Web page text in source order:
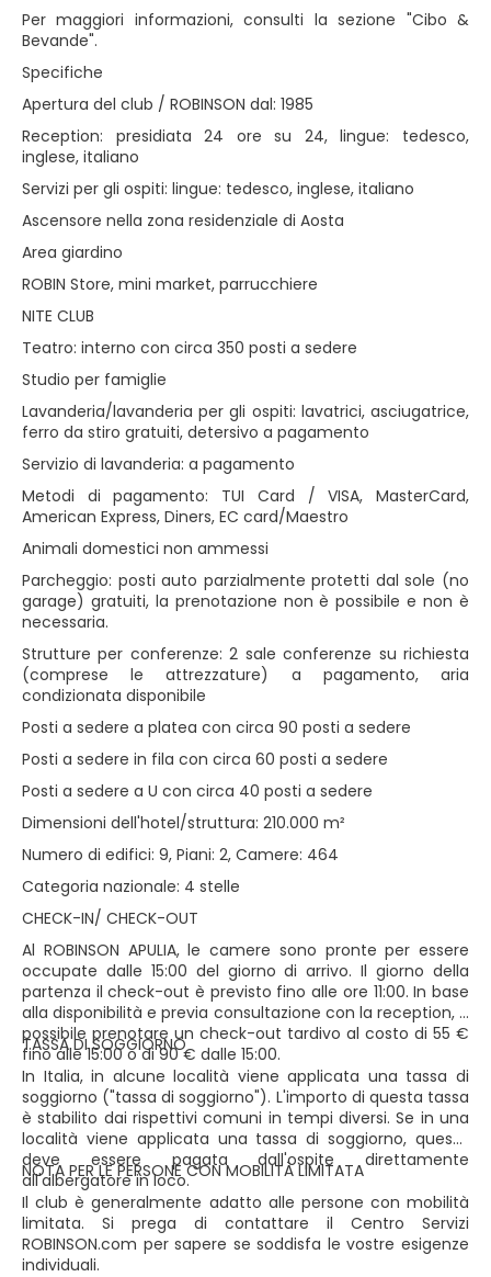
Per maggiori informazioni, consulti la sezione "Cibo &
Bevande".
Specifiche
Apertura del club / ROBINSON dal: 1985
Reception: presidiata 24 ore su 24, lingue: tedesco,
inglese, italiano
Servizi per gli ospiti: lingue: tedesco, inglese, italiano
Ascensore nella zona residenziale di Aosta
Area giardino
ROBIN Store, mini market, parrucchiere
NITE CLUB
Teatro: interno con circa 350 posti a sedere
Studio per famiglie
Lavanderia/lavanderia per gli ospiti: lavatrici, asciugatrice,
ferro da stiro gratuiti, detersivo a pagamento
Servizio di lavanderia: a pagamento
Metodi di pagamento: TUI Card / VISA, MasterCard,
American Express, Diners, EC card/Maestro
Animali domestici non ammessi
Parcheggio: posti auto parzialmente protetti dal sole (no
garage) gratuiti, la prenotazione non è possibile e non è
necessaria.
Strutture per conferenze: 2 sale conferenze su richiesta
(comprese le attrezzature) a pagamento, aria
condizionata disponibile
Posti a sedere a platea con circa 90 posti a sedere
Posti a sedere in fila con circa 60 posti a sedere
Posti a sedere a U con circa 40 posti a sedere
Dimensioni dell'hotel/struttura: 210.000 m²
Numero di edifici: 9, Piani: 2, Camere: 464
Categoria nazionale: 4 stelle
CHECK-IN/ CHECK-OUT
Al ROBINSON APULIA, le camere sono pronte per essere
occupate dalle 15:00 del giorno di arrivo. Il giorno della
partenza il check-out è previsto fino alle ore 11:00. In base
alla disponibilità e previa consultazione con la reception, è
possibile prenotare un check-out tardivo al costo di 55 €
fino alle 15:00 o di 90 € dalle 15:00.
TASSA DI SOGGIORNO
In Italia, in alcune località viene applicata una tassa di
soggiorno ("tassa di soggiorno"). L'importo di questa tassa
è stabilito dai rispettivi comuni in tempi diversi. Se in una
località viene applicata una tassa di soggiorno, questa
deve essere pagata dall'ospite direttamente
all'albergatore in loco.
NOTA PER LE PERSONE CON MOBILITÀ LIMITATA
Il club è generalmente adatto alle persone con mobilità
limitata. Si prega di contattare il Centro Servizi
ROBINSON.com per sapere se soddisfa le vostre esigenze
individuali.